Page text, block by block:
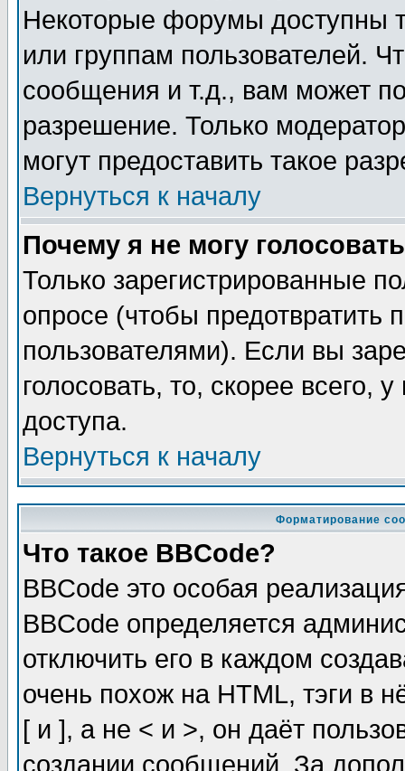
Некоторые форумы доступны
или группам пользователей.
сообщения и т.д., вам может
разрешение. Только
могут предоставить такое
Вернуться к началу
Почему я не могу
Только зарегистрированные
опросе (чтобы предотвратить
пользователями). Если вы
голосовать, то, скорее всего,
доступа.
Вернуться к началу
Форматирование
Что такое BBCode?
BBCode это особая
BBCode определяется
отключить его в каждом
очень похож на HTML, тэги в
[ и ], а не < и >, он даёт
создании сообщений. За